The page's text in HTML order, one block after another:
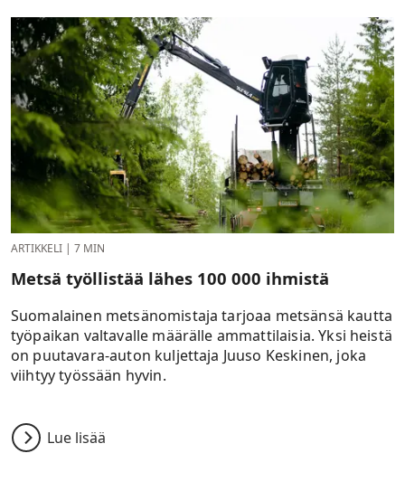
ARTIKKELI | 7 MIN
Metsä työllistää lähes 100 000 ihmistä
Suomalainen metsänomistaja tarjoaa metsänsä kautta
työpaikan valtavalle määrälle ammattilaisia. Yksi heistä
on puutavara-auton kuljettaja Juuso Keskinen, joka
viihtyy työssään hyvin.
Lue lisää